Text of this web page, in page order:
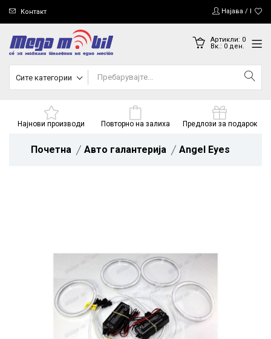
Контакт Најава /
Артикли: 0
Вк.: 0ден.
Сите категории
Најнови производи Повторно на залиха Предлози за подарок
Почетна Авто галантерија Angel Eyes